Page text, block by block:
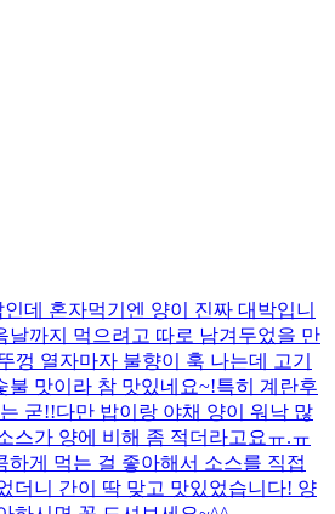
데 혼자먹기엔 양이 진짜 대박입니
날까지 먹으려고 따로 남겨두었을 만
껑 열자마자 불향이 훅 나는데 고기
불 맛이라 참 맛있네요~!특히 계란후
굳!! ​다만 밥이랑 야채 양이 워낙 많
스가 양에 비해 좀 적더라고요ㅠ.ㅠ
하게 먹는 걸 좋아해서 소스를 직접
더니 간이 딱 맞고 맛있었습니다! 양